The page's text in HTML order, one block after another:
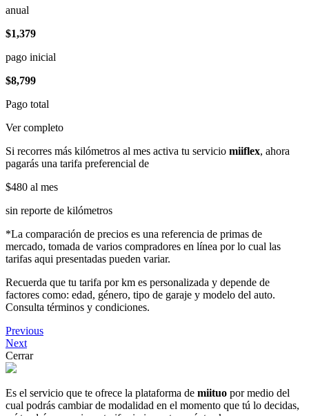
anual
$1,379
pago inicial
$8,799
Pago total
Ver completo
Si recorres más kilómetros al mes activa tu servicio miiflex, ahora
pagarás una tarifa preferencial de
$480 al mes
sin reporte de kilómetros
*La comparación de precios es una referencia de primas de
mercado, tomada de varios compradores en línea por lo cual las
tarifas aqui presentadas pueden variar.
Recuerda que tu tarifa por km es personalizada y depende de
factores como: edad, género, tipo de garaje y modelo del auto.
Consulta términos y condiciones.
Previous
Next
Cerrar
Es el servicio que te ofrece la plataforma de miituo por medio del
cual podrás cambiar de modalidad en el momento que tú lo decidas,